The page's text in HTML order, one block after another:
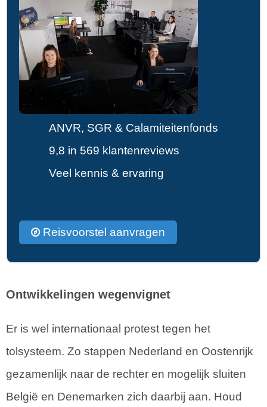
ANVR, SGR & Calamiteitenfonds
9,8 in 569 klantenreviews
Veel kennis & ervaring
Reisvoorstel aanvragen
Ontwikkelingen wegenvignet
Er is wel internationaal protest tegen het
tolsysteem. Zo stappen Nederland en Oostenrijk
gezamenlijk naar de rechter en mogelijk sluiten
België en Denemarken zich daarbij aan. Houd